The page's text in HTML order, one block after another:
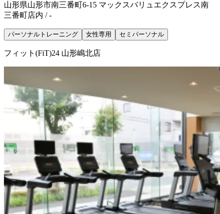
山形県山形市南三番町6-15 マックスバリュエクスプレス南
三番町店内 / -
パーソナルトレーニング 女性専用 セミパーソナル
フィット(FiT)24 山形嶋北店